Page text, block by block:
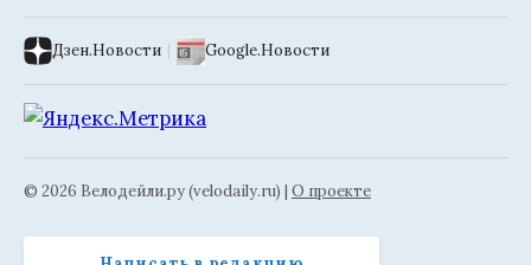
Дзен.Новости | Google.Новости
© 2026 Велодейли.ру (velodaily.ru) | О проекте